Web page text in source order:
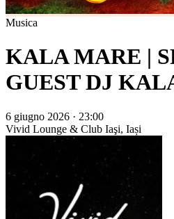
Musica
KALA MARE |
GUEST DJ
6 giugno 2026 · 23:00
Vivid Lounge & Club Iaşi, Iași